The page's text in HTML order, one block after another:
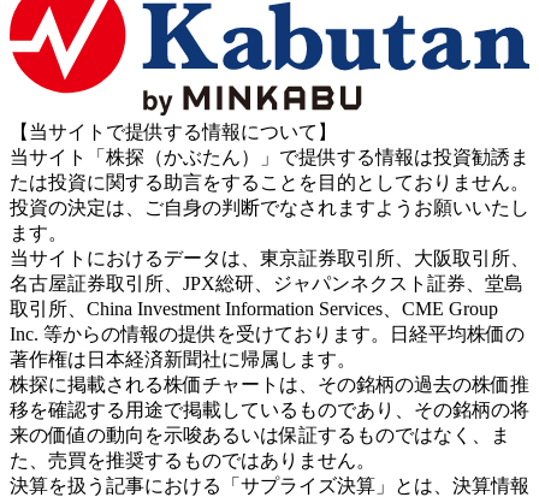
【当サイトで提供する情報について】
当サイト「株探（かぶたん）」で提供する情報は投資勧誘ま
たは投資に関する助言をすることを目的としておりません。
投資の決定は、ご自身の判断でなされますようお願いいたし
ます。
当サイトにおけるデータは、東京証券取引所、大阪取引所、
名古屋証券取引所、JPX総研、ジャパンネクスト証券、堂島
取引所、China Investment Information Services、CME Group
Inc. 等からの情報の提供を受けております。日経平均株価の
著作権は日本経済新聞社に帰属します。
株探に掲載される株価チャートは、その銘柄の過去の株価推
移を確認する用途で掲載しているものであり、その銘柄の将
来の価値の動向を示唆あるいは保証するものではなく、ま
た、売買を推奨するものではありません。
決算を扱う記事における「サプライズ決算」とは、決算情報